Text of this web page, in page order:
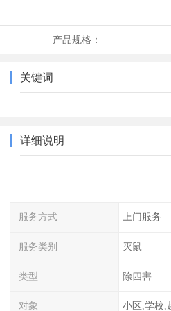
产品规格：
关键词
详细说明
服务方式 上门服务
服务类别 灭鼠
类型 除四害
对象 小区,学校,